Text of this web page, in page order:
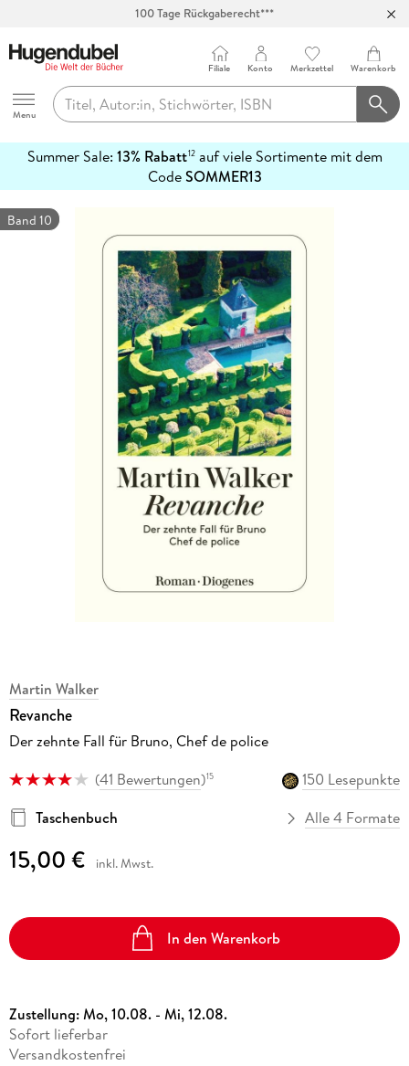
100 Tage Rückgaberecht***
Hugendubel
Menu
Filiale Konto Merkzettel Warenkorb
Summer Sale: 13% Rabatt12auf viele Sortimente mit dem
CodeSOMMER13
erfahren
Band 10
Martin Walker
Revanche
Der zehnte Fall für Bruno, Chef de police
(41 Bewertungen)15
150 Lesepunkte
Taschenbuch
Alle 4 Formate
15,00 € inkl. Mwst.
In den Warenkorb
Zustellung:Mo, 10.08. - Mi, 12.08.
Sofort lieferbar
Versandkostenfrei